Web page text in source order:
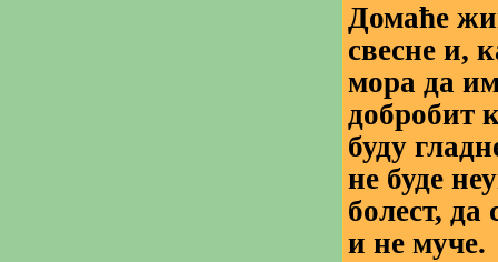
Домаће
свесне и,
мора да
добробит
буду
не буде
болест,
и не муче.